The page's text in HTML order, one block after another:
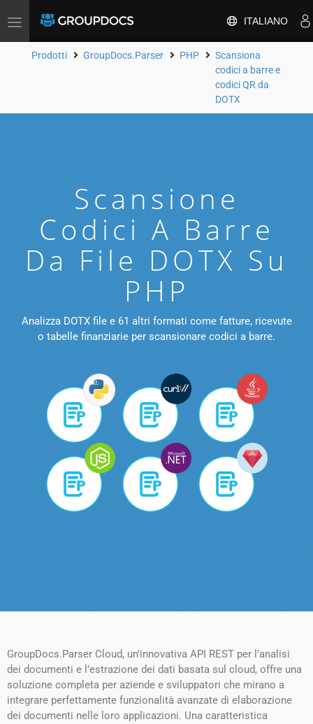
Attiva/disattiva
navigazione
ITALIANO
Prodotti GroupDocs.Parser PHP
Scansiona
codici a barre e
codici QR da
DOTX
Scansione
Codici A Barre
Da File DOTX Su
PHP
Analizza DOTX file e 61 altri formati come fatture, ricevute
o tabelle finanziarie per scansionare codici a barre.
GroupDocs.Parser Cloud, un’innovativa API REST per l’analisi
dei documenti e l’estrazione dei dati basata sul cloud, offre una
soluzione completa per aziende e sviluppatori che mirano a
integrare perfettamente funzionalità avanzate di elaborazione
dei documenti nelle loro applicazioni. Una caratteristica